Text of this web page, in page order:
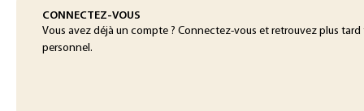
CONNECTEZ-VOUS
Vous avez déjà un compte ? Connectez-vous et retrouvez plus
personnel.